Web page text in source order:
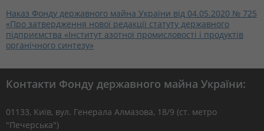
Наказ Фонду державного майна України від 04.05.2020 № 725
«Про затвердження нової редакції статуту державного
підприємства «Інститут азотної промисловості і продуктів
органічного синтезу»
Контакти Фонду державного майна України:
01133, Kиїв, вул. Генерала Алмазова, 18/9 (ст. метро
"Печерська")